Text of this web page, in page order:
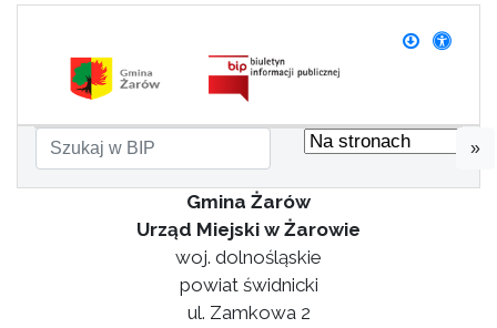
»
Gmina Żarów
Urząd Miejski w Żarowie
woj. dolnośląskie
powiat świdnicki
ul. Zamkowa 2